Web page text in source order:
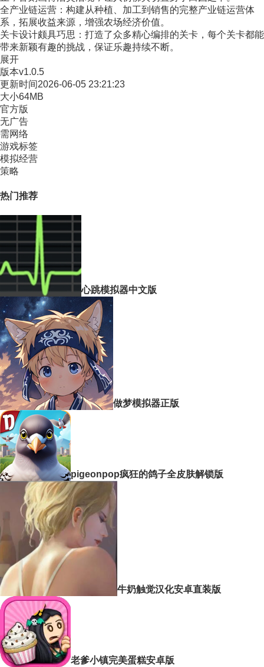
全产业链运营：构建从种植、加工到销售的完整产业链运营体
系，拓展收益来源，增强农场经济价值。
关卡设计颇具巧思：打造了众多精心编排的关卡，每个关卡都能
带来新颖有趣的挑战，保证乐趣持续不断。
展开
版本v1.0.5
更新时间2026-06-05 23:21:23
大小64MB
官方版
无广告
需网络
游戏标签
模拟经营
策略
热门推荐
心跳模拟器中文版
做梦模拟器正版
pigeonpop疯狂的鸽子全皮肤解锁版
牛奶触觉汉化安卓直装版
老爹小镇完美蛋糕安卓版